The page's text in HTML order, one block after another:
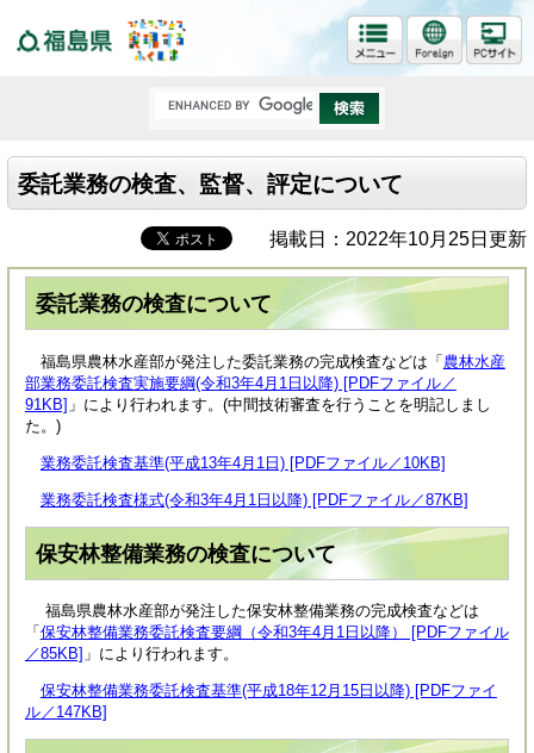
委託業務の検査、監督、評定について
掲載日：2022年10月25日更新
委託業務の検査について
福島県農林水産部が発注した委託業務の完成検査などは「農林水産
部業務委託検査実施要綱(令和3年4月1日以降) [PDFファイル／
91KB] 」により行われます。(中間技術審査を行うことを明記しまし
た。)
業務委託検査基準(平成13年4月1日) [PDFファイル／10KB]
業務委託検査様式(令和3年4月1日以降) [PDFファイル／87KB]
保安林整備業務の検査について
福島県農林水産部が発注した保安林整備業務の完成検査などは
「 保安林整備業務委託検査要綱（令和3年4月1日以降） [PDFファイル
／85KB] 」により行われます。
保安林整備業務委託検査基準(平成18年12月15日以降) [PDFファイ
ル／147KB]